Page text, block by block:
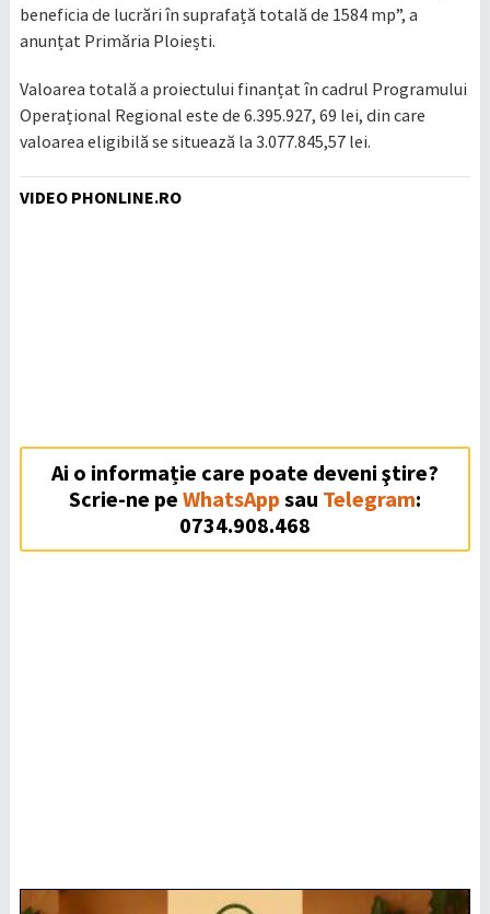
beneficia de lucrări în suprafață totală de 1584 mp”, a
anunțat Primăria Ploiești.
Valoarea totală a proiectului finanțat în cadrul Programului
Operațional Regional este de 6.395.927, 69 lei, din care
valoarea eligibilă se situează la 3.077.845,57 lei.
VIDEO PHONLINE.RO
Ai o informație care poate deveni ştire?
Scrie-ne pe WhatsApp sau Telegram:
0734.908.468